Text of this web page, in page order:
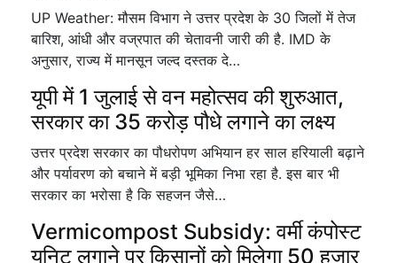
UP Weather: मौसम विभाग ने उत्तर प्रदेश के 30 जिलों में तेज
बारिश, आंधी और वज्रपात की चेतावनी जारी की है. IMD के
अनुसार, राज्य में मानसून जल्द दस्तक दे…
यूपी में 1 जुलाई से वन महोत्सव की शुरुआत,
सरकार का 35 करोड़ पौधे लगाने का लक्ष्य
उत्तर प्रदेश सरकार का पौधरोपण अभियान हर साल हरियाली बढ़ाने
और पर्यावरण को बचाने में बड़ी भूमिका निभा रहा है. इस बार भी
सरकार का भरोसा है कि सहजन जैसे…
Vermicompost Subsidy: वर्मी कंपोस्ट
यूनिट लगाने पर किसानों को मिलेगा 50 हजार